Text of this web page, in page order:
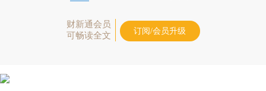
财新通会员
可畅读全文
订阅/会员升级